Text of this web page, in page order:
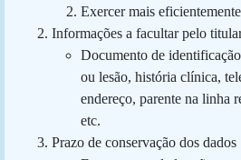
Exercer mais
Informações a facultar pelo
Documento de
ou lesão, história clínica,
endereço, parente na linha
etc.
Prazo de conservação dos dados